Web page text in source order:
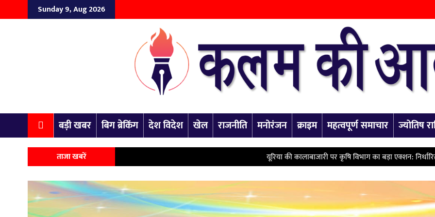
Sunday 9, Aug 2026
बड़ी खबर बिग ब्रेकिंग देश विदेश खेल राजनीति मनोरंजन क्राइम महत्वपूर्ण समाचार ज्योतिष
ताजा खबरें यूरिया की कालाबाजारी पर कृषि विभाग का बड़ा एक्शन: निर्धारित दर से अधिक
Previous